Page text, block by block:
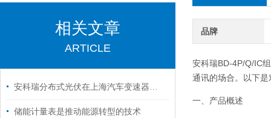
相关文章
ARTICLE
安科瑞分布式光伏在上海汽车变速器有限公司8.3MWp项目中的应用
储能计量表是推动能源转型的技术
品牌
安科瑞BD-4P/Q/IC
通讯的场合。以下
一、产品概述